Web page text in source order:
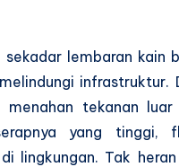
lembaran kain
infrastruktur.
menahan tekanan
yang tinggi,
lingkungan. Tak